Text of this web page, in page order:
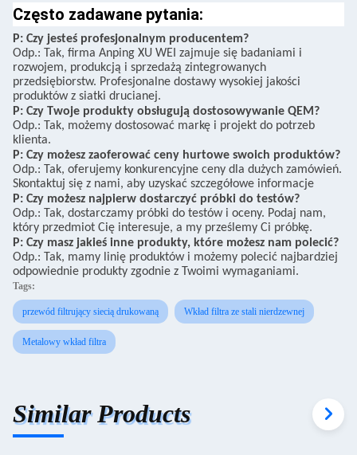
Często zadawane pytania:
P: Czy jesteś profesjonalnym producentem?
Odp.: Tak, firma Anping XU WEI zajmuje się badaniami i
rozwojem, produkcją i sprzedażą zintegrowanych
przedsiębiorstw. Profesjonalne dostawy wysokiej jakości
produktów z siatki drucianej.
P: Czy Twoje produkty obsługują dostosowywanie QEM?
Odp.: Tak, możemy dostosować markę i projekt do potrzeb
klienta.
P: Czy możesz zaoferować ceny hurtowe swoich produktów?
Odp.: Tak, oferujemy konkurencyjne ceny dla dużych zamówień.
Skontaktuj się z nami, aby uzyskać szczegółowe informacje
P: Czy możesz najpierw dostarczyć próbki do testów?
Odp.: Tak, dostarczamy próbki do testów i oceny. Podaj nam,
który przedmiot Cię interesuje, a my prześlemy Ci próbkę.
P: Czy masz jakieś inne produkty, które możesz nam polecić?
Odp.: Tak, mamy linię produktów i możemy polecić najbardziej
odpowiednie produkty zgodnie z Twoimi wymaganiami.
Tags:
przewód filtrujący siecią drukowaną Wkład filtra ze stali nierdzewnej
Metalowy wkład filtra
Similar Products